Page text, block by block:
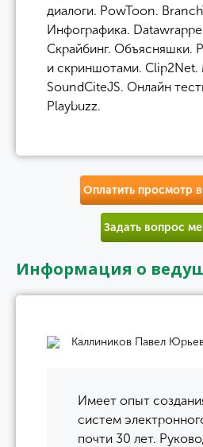
диалоги. PowToon.
Инфографика.
Скрайбинг. Объясняшки.
и скриншотами. Clip2Net.
SoundCiteJS. Онлайн
Playbuzz.
Оплатить просмотр
Задать вопрос
Информация о
Каллиников Павел
Имеет опыт
систем
почти 30 лет.